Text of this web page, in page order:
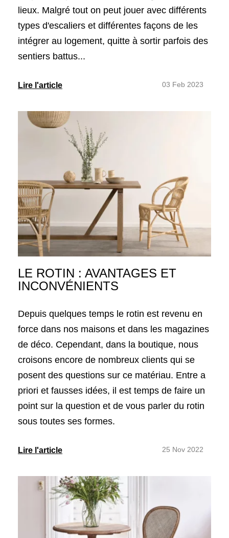
lieux. Malgré tout on peut jouer avec différents
types d'escaliers et différentes façons de les
intégrer au logement, quitte à sortir parfois des
sentiers battus...
Lire l'article 03 Feb 2023
LE ROTIN : AVANTAGES ET
INCONVÉNIENTS
Depuis quelques temps le rotin est revenu en
force dans nos maisons et dans les magazines
de déco. Cependant, dans la boutique, nous
croisons encore de nombreux clients qui se
posent des questions sur ce matériau. Entre a
priori et fausses idées, il est temps de faire un
point sur la question et de vous parler du rotin
sous toutes ses formes.
Lire l'article 25 Nov 2022